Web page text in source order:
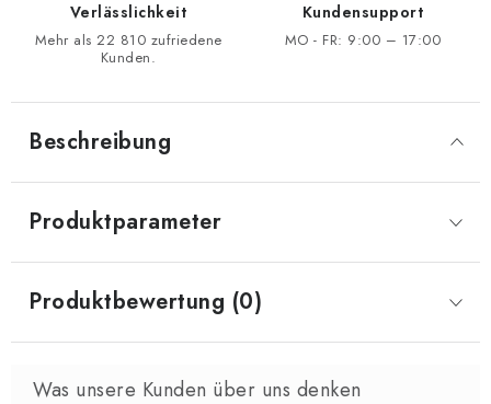
Verlässlichkeit
Mehr als 22 810 zufriedene
Kunden.
Kundensupport
MO - FR: 9:00 – 17:00
Beschreibung
Produktparameter
Produktbewertung (0)